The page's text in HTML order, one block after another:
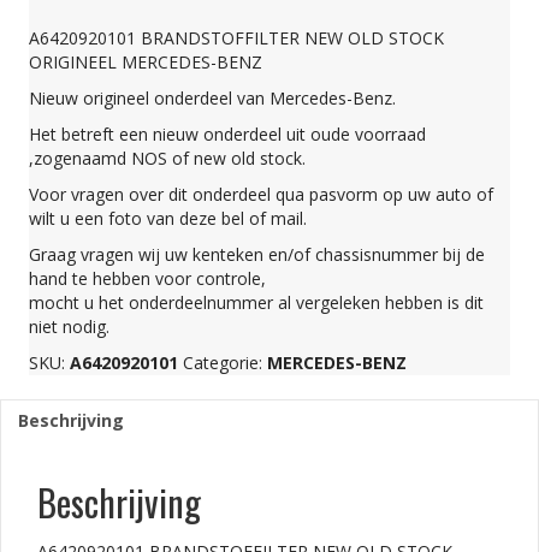
NEW
OLD
STOCK
ORIGINEEL
MERCEDES-
BENZ
aantal
A6420920101 BRANDSTOFFILTER NEW OLD STOCK
ORIGINEEL MERCEDES-BENZ
Nieuw origineel onderdeel van Mercedes-Benz.
Het betreft een nieuw onderdeel uit oude voorraad
,zogenaamd NOS of new old stock.
Voor vragen over dit onderdeel qua pasvorm op uw auto of
wilt u een foto van deze bel of mail.
Graag vragen wij uw kenteken en/of chassisnummer bij de
hand te hebben voor controle,
mocht u het onderdeelnummer al vergeleken hebben is dit
niet nodig.
SKU: A6420920101 Categorie: MERCEDES-BENZ
Beschrijving
Beschrijving